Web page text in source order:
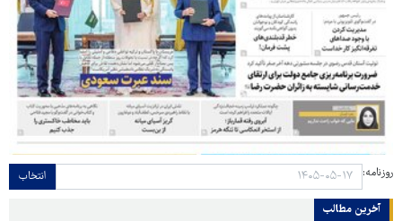
روزنامه: انتخاب
آخرین مطالب